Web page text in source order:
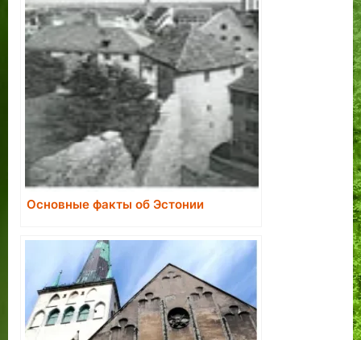
Основные факты об Эстонии